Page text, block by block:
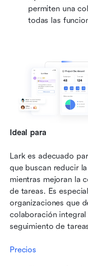
permiten una
todas las
Ideal para
Lark es adecuado
que buscan reducir
mientras mejoran la
de tareas. Es
organizaciones que
colaboración
seguimiento de
Precios